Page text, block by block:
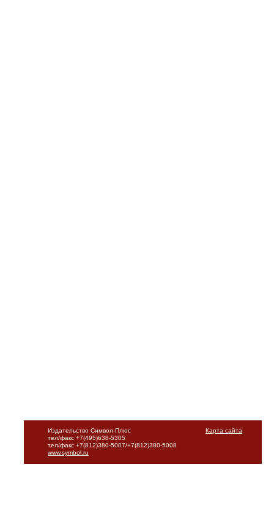
Карта сайта
Издательство Символ-Плюс
тел/факс +7(495)638-5305
тел/факс +7(812)380-5007/+7(812)380-5008
www.symbol.ru